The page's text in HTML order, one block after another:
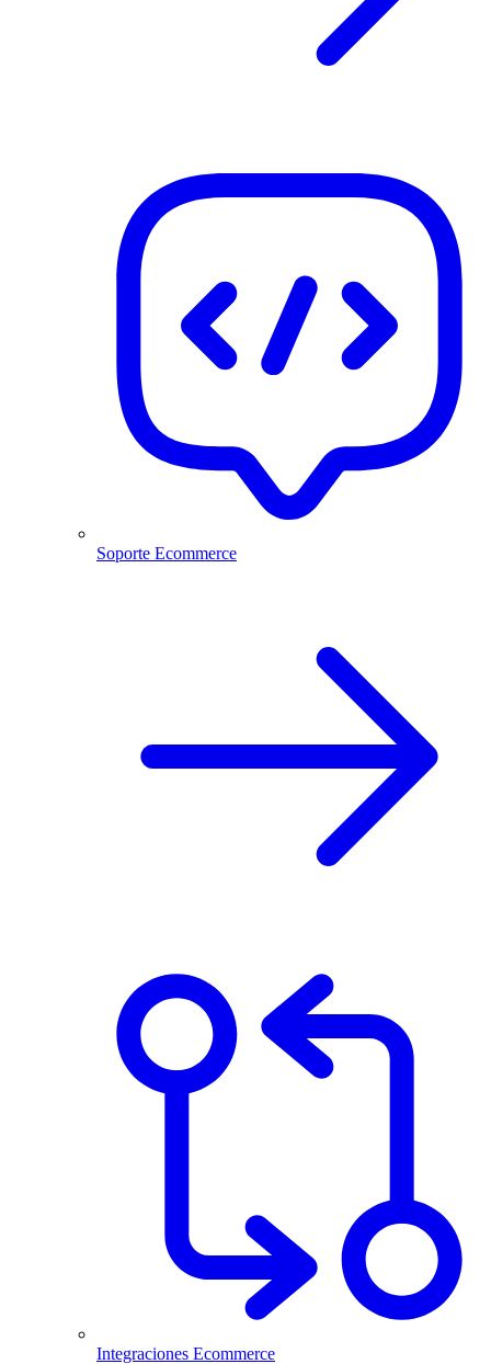
Soporte Ecommerce
Integraciones Ecommerce